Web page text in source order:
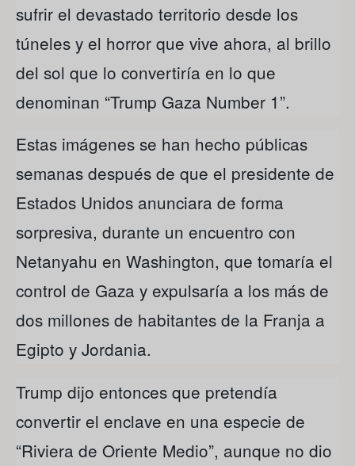
sufrir el devastado territorio desde los
túneles y el horror que vive ahora, al brillo
del sol que lo convertiría en lo que
denominan “Trump Gaza Number 1”.
Estas imágenes se han hecho públicas
semanas después de que el presidente de
Estados Unidos anunciara de forma
sorpresiva, durante un encuentro con
Netanyahu en Washington, que tomaría el
control de Gaza y expulsaría a los más de
dos millones de habitantes de la Franja a
Egipto y Jordania.
Trump dijo entonces que pretendía
convertir el enclave en una especie de
“Riviera de Oriente Medio”, aunque no dio